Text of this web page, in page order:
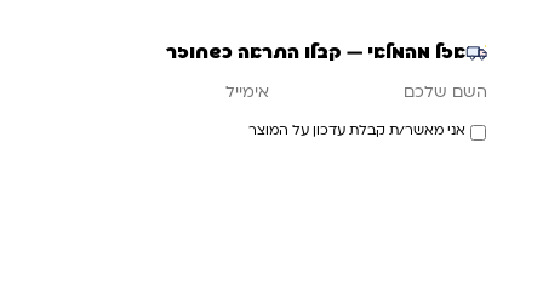
אזל מהמלאי — קבלו התראה כשחוזר
אני מאשר/ת קבלת עדכון על המוצר